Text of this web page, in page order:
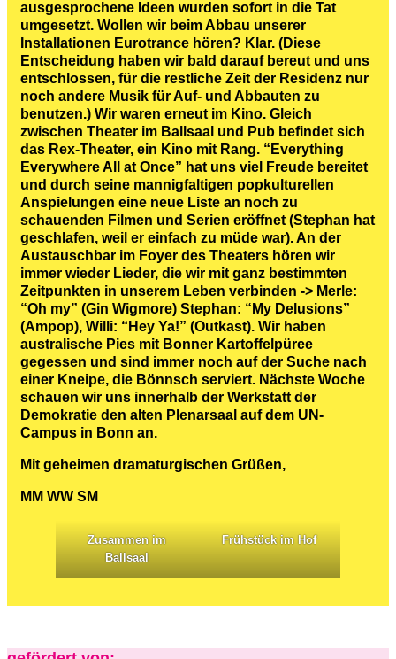
ausgesprochene Ideen wurden sofort in die Tat
umgesetzt. Wollen wir beim Abbau unserer
Installationen Eurotrance hören? Klar. (Diese
Entscheidung haben wir bald darauf bereut und uns
entschlossen, für die restliche Zeit der Residenz nur
noch andere Musik für Auf- und Abbauten zu
benutzen.) Wir waren erneut im Kino. Gleich
zwischen Theater im Ballsaal und Pub befindet sich
das Rex-Theater, ein Kino mit Rang. “Everything
Everywhere All at Once” hat uns viel Freude bereitet
und durch seine mannigfaltigen popkulturellen
Anspielungen eine neue Liste an noch zu
schauenden Filmen und Serien eröffnet (Stephan hat
geschlafen, weil er einfach zu müde war). An der
Austauschbar im Foyer des Theaters hören wir
immer wieder Lieder, die wir mit ganz bestimmten
Zeitpunkten in unserem Leben verbinden -> Merle:
“Oh my” (Gin Wigmore) Stephan: “My Delusions”
(Ampop), Willi: “Hey Ya!” (Outkast). Wir haben
australische Pies mit Bonner Kartoffelpüree
gegessen und sind immer noch auf der Suche nach
einer Kneipe, die Bönnsch serviert. Nächste Woche
schauen wir uns innerhalb der Werkstatt der
Demokratie den alten Plenarsaal auf dem UN-
Campus in Bonn an.
Mit geheimen dramaturgischen Grüßen,
MM WW SM
Zusammen im
Ballsaal
Frühstück im Hof